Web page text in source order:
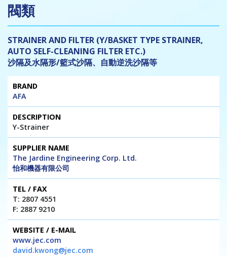
閥類
STRAINER AND FILTER (Y/BASKET TYPE STRAINER,
AUTO SELF-CLEANING FILTER ETC.)
沙隔及水隔形/籃式沙隔、自動逆洗沙隔等
Brand
Fax
AFA
Y-Strainer
The Jardine Engineering Corp. Ltd.
怡和機器有限公司
T: 2807 4551
F: 2887 9210
www.jec.com
david.kwong@jec.com